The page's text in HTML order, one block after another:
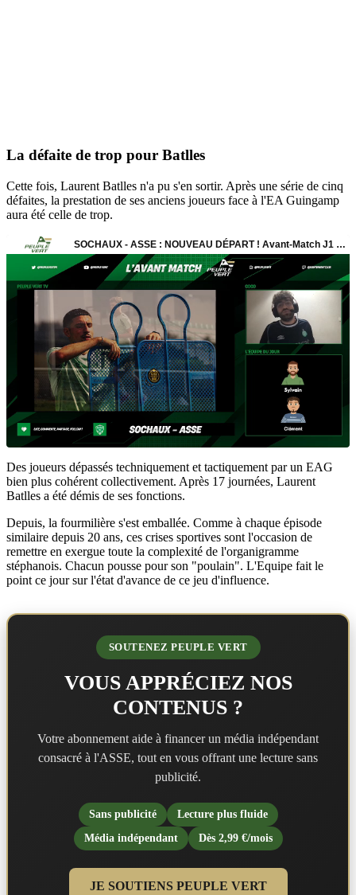
La défaite de trop pour Batlles
Cette fois, Laurent Batlles n'a pu s'en sortir. Après une série de cinq
défaites, la prestation de ses anciens joueurs face à l'EA Guingamp
aura été celle de trop.
Des joueurs dépassés techniquement et tactiquement par un EAG
bien plus cohérent collectivement. Après 17 journées, Laurent
Batlles a été démis de ses fonctions.
Depuis, la fourmilière s'est emballée. Comme à chaque épisode
similaire depuis 20 ans, ces crises sportives sont l'occasion de
remettre en exergue toute la complexité de l'organigramme
stéphanois. Chacun pousse pour son "poulain". L'Equipe fait le
point ce jour sur l'état d'avance de ce jeu d'influence.
SOUTENEZ PEUPLE VERT
VOUS APPRÉCIEZ NOS
CONTENUS ?
Votre abonnement aide à financer un média indépendant
consacré à l'ASSE, tout en vous offrant une lecture sans
publicité.
Sans publicité
Lecture plus fluide
Média indépendant
Dès 2,99 €/mois
JE SOUTIENS PEUPLE VERT